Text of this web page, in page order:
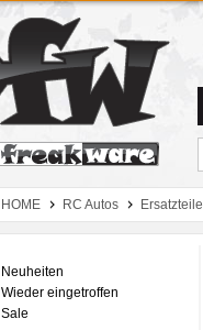
HOME RC Autos Ersatzteile
Neuheiten
Wieder eingetroffen
Sale